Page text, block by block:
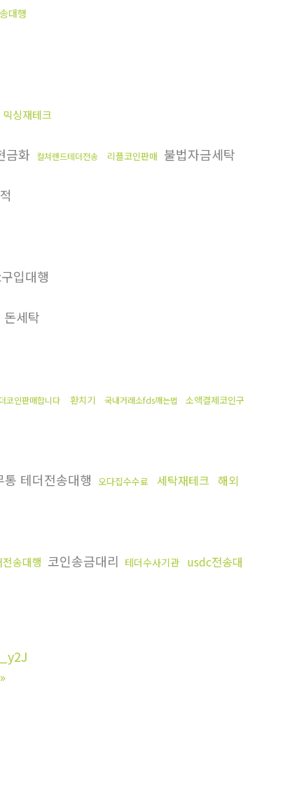
대행
믹싱재테크
금화 컬쳐랜드테더전송 리플코인판매 불법자금세탁
입대행
돈세탁
코인판매합니다 환치기 국내거래소fds깨는법
소액결제코인구
통 테더전송대행 오다집수수료 세탁재테크 해외
송대행 코인송금대리 테더수사기관 usdc전송대
»